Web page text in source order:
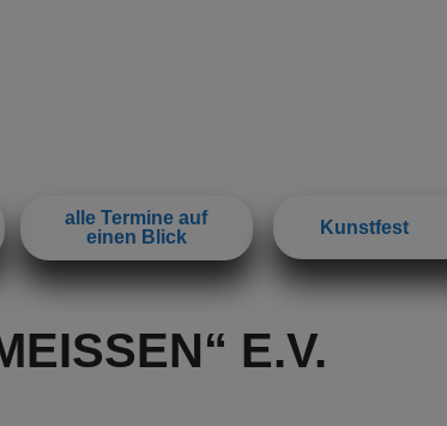
alle Termine auf
einen Blick
Kunstfest
E.V.